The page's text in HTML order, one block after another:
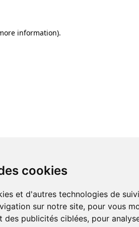
cookies
et d'autres technologies de
sur notre site, pour vous
des publicités ciblées, pour
information).